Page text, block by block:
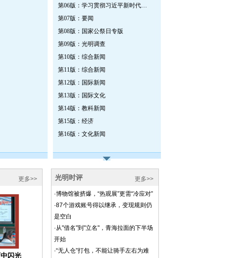
第06版：学习贯彻习近平新时代中国特色社会主义思想专刊
第07版：要闻
第08版：国家公祭日专版
第09版：光明调查
第10版：综合新闻
第11版：综合新闻
第12版：国际新闻
第13版：国际文化
第14版：教科新闻
第15版：经济
第16版：文化新闻